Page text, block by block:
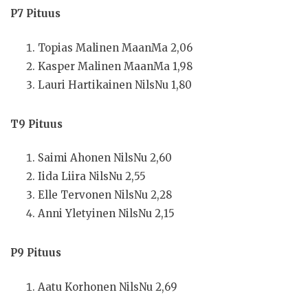
P7 Pituus
Topias Malinen MaanMa 2,06
Kasper Malinen MaanMa 1,98
Lauri Hartikainen NilsNu 1,80
T9 Pituus
Saimi Ahonen NilsNu 2,60
Iida Liira NilsNu 2,55
Elle Tervonen NilsNu 2,28
Anni Yletyinen NilsNu 2,15
P9 Pituus
Aatu Korhonen NilsNu 2,69